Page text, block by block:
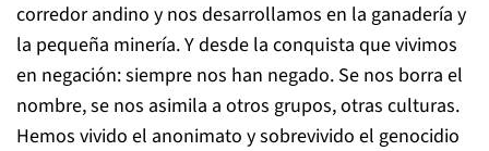
corredor andino y nos desarrollamos en la ganadería y
la pequeña minería. Y desde la conquista que vivimos
en negación: siempre nos han negado. Se nos borra el
nombre, se nos asimila a otros grupos, otras culturas.
Hemos vivido el anonimato y sobrevivido el genocidio